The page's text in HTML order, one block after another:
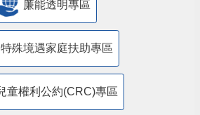
廉能透明專區
特殊境遇家庭扶助專區